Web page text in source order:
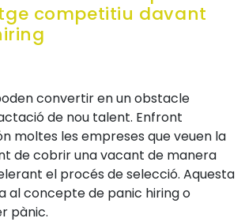
competitiu davant
convertir en un obstacle
de nou talent. Enfront
moltes les empreses que veuen la
de cobrir una vacant de manera
el procés de selecció. Aquesta
al concepte de panic hiring o
pànic.